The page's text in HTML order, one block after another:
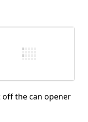
off the can opener